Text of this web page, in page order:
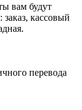
вам будут
кассовый
перевода